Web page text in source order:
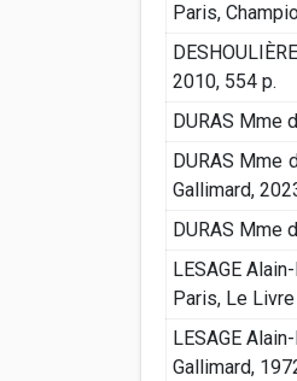
Paris,
2010, 554 p.
DURAS Mme
DURAS Mme
Gallimard,
DURAS Mme
LESAGE
Paris, Le
LESAGE
Gallimard,